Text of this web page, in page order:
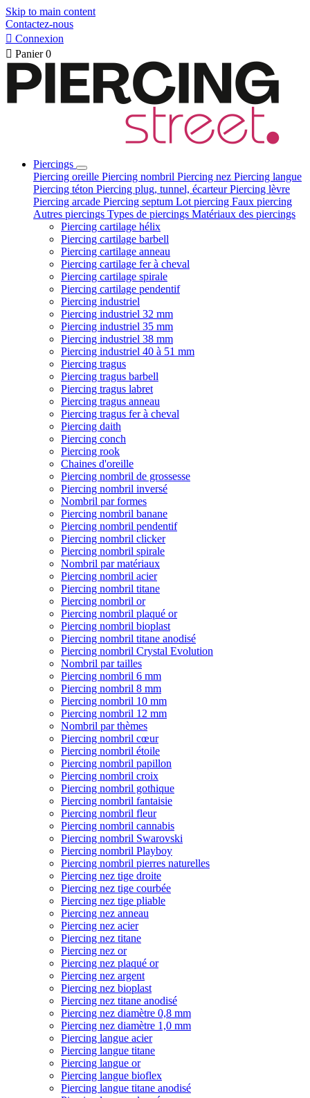
Skip to main content
Contactez-nous
 Connexion
 Panier 0
Piercings
Piercing oreille Piercing nombril Piercing nez Piercing langue
Piercing téton Piercing plug, tunnel, écarteurPiercing lèvre
Piercing arcade Piercing septum Lot piercing Faux piercing
Autres piercings Types de piercings Matériaux des piercings
Piercing cartilage hélix
Piercing cartilage barbell
Piercing cartilage anneau
Piercing cartilage fer à cheval
Piercing cartilage spirale
Piercing cartilage pendentif
Piercing industriel
Piercing industriel 32 mm
Piercing industriel 35 mm
Piercing industriel 38 mm
Piercing industriel 40 à 51 mm
Piercing tragus
Piercing tragus barbell
Piercing tragus labret
Piercing tragus anneau
Piercing tragus fer à cheval
Piercing daith
Piercing conch
Piercing rook
Chaines d'oreille
Piercing nombril de grossesse
Piercing nombril inversé
Nombril par formes
Piercing nombril banane
Piercing nombril pendentif
Piercing nombril clicker
Piercing nombril spirale
Nombril par matériaux
Piercing nombril acier
Piercing nombril titane
Piercing nombril or
Piercing nombril plaqué or
Piercing nombril bioplast
Piercing nombril titane anodisé
Piercing nombril Crystal Evolution
Nombril par tailles
Piercing nombril 6 mm
Piercing nombril 8 mm
Piercing nombril 10 mm
Piercing nombril 12 mm
Nombril par thèmes
Piercing nombril cœur
Piercing nombril étoile
Piercing nombril papillon
Piercing nombril croix
Piercing nombril gothique
Piercing nombril fantaisie
Piercing nombril fleur
Piercing nombril cannabis
Piercing nombril Swarovski
Piercing nombril Playboy
Piercing nombril pierres naturelles
Piercing nez tige droite
Piercing nez tige courbée
Piercing nez tige pliable
Piercing nez anneau
Piercing nez acier
Piercing nez titane
Piercing nez or
Piercing nez plaqué or
Piercing nez argent
Piercing nez bioplast
Piercing nez titane anodisé
Piercing nez diamètre 0,8 mm
Piercing nez diamètre 1,0 mm
Piercing langue acier
Piercing langue titane
Piercing langue or
Piercing langue bioflex
Piercing langue titane anodisé